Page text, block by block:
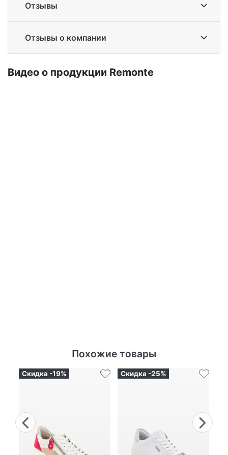
Отзывы
Отзывы о компании
Ви­део о про­дук­ции Re­mon­te
Похожие товары
Previous
Скидка -19% Скидка -25%